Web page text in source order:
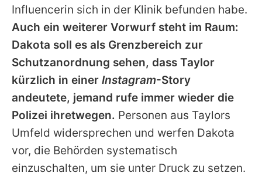
Influencerin sich in der Klinik befunden habe.
Auch ein weiterer Vorwurf steht im Raum:
Dakota soll es als Grenzbereich zur
Schutzanordnung sehen, dass Taylor
kürzlich in einer Instagram-Story
andeutete, jemand rufe immer wieder die
Polizei ihretwegen. Personen aus Taylors
Umfeld widersprechen und werfen Dakota
vor, die Behörden systematisch
einzuschalten, um sie unter Druck zu setzen.